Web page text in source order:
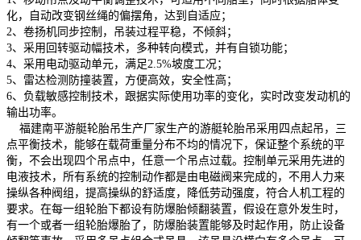
化，自动改变钢丝绳的偏摆角，达到自适应；
2、卷扬机同步控制，吊装过程平稳，不倾斜；
3、采用回转驱动幅技术，多种转向模式，并有自锁功能；
4、采用电动驱动单元，满足2.5%坡度工况；
5、雷达检测防撞装置，方便高效，安全性高；
6、负载敏感控制技术，跟据实际使用功率的变化，实时改变发动机的
输出功率。
福建南平游艇轮胎吊生产厂家生产的游艇轮胎吊采用四点起吊，三
点平衡技术，能够在载荷重量分布不均的情况下，保证整个系统的平
衡，不会出现四个吊点中，任意一个吊点过载。控制单元采用先进的
电液技术，所有系统的控制动作都是由电磁阀来完成的，不用人力来
操纵各种阀组，提高操纵的舒适度，降低劳动强度，符合人机工程的
要求。在每一组轮胎下都设有防爆胎倾翻装置，假设在意外发生时，
有一个或者一组轮胎爆胎了，防爆胎装置能够及时起作用，防止设备